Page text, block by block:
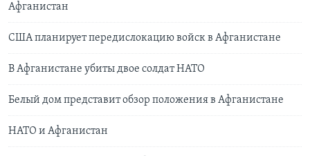
Афганистан
США планирует передислокацию войск в Афганистане
В Афганистане убиты двое солдат НАТО
Белый дом представит обзор положения в Афганистане
НАТО и Афганистан